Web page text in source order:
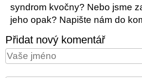
syndrom kvočny? Nebo jsme
jeho opak? Napište nám do
Přidat nový komentář